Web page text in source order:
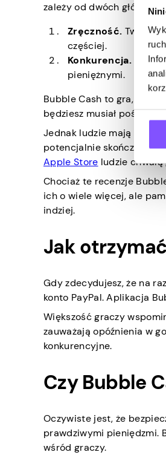
zależy od dwóch
Zręczność. Twoje
częściej.
Konkurencja.
pieniężnymi.
Bubble Cash to gra, która
będziesz musiał
Jednak ludzie mają różne
potencjalnie skończyć
Apple Store ludzie
Chociaż te recenzje
ich o wiele więcej, ale
indziej.
Jak
Gdy zdecydujesz, że na
konto PayPal. Aplikacja
Większość graczy
zauważają opóźnienia w
konkurencyjne.
Czy Bubble
Oczywiste jest, że
prawdziwymi pieniędzmi.
wśród graczy.